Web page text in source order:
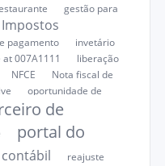
gestão para
Impostos
pagamento
invetário
at 007A1111
liberação
NFCE
Nota fiscal de
oportunidade de
de
portal do
reajuste